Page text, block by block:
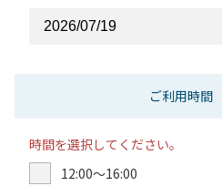
ご利用時間
時間を選択してください。
12:00〜16:00